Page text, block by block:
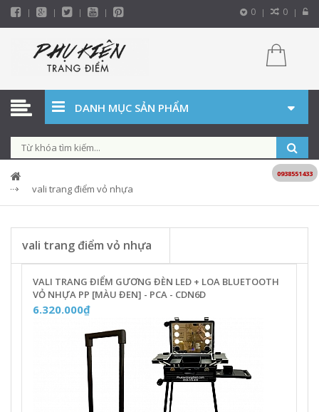
0 0
DANH MỤC SẢN PHẨM
vali trang điểm vỏ nhựa
vali trang điểm vỏ nhựa
VALI TRANG ĐIỂM GƯƠNG ĐÈN LED + LOA BLUETOOTH
VỎ NHỰA PP [MÀU ĐEN] - PCA - CDN6D
6.320.000₫
0938551433